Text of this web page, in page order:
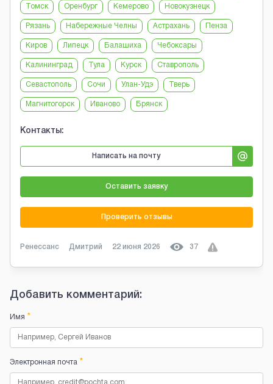
Томск Оренбург Кемерово Новокузнецк
Рязань Набережные Челны Астрахань Пенза
Киров Липецк Балашиха Чебоксары
Калининград Тула Курск Ставрополь
Севастополь Сочи Улан-Удэ Тверь
Магнитогорск Иваново Брянск
Контакты:
Написать на почту
Оставить заявку
Проверить отзывы
Ренессанс Дмитрий 22 июня 2026 37
Добавить комментарий:
Имя *
Электронная почта *